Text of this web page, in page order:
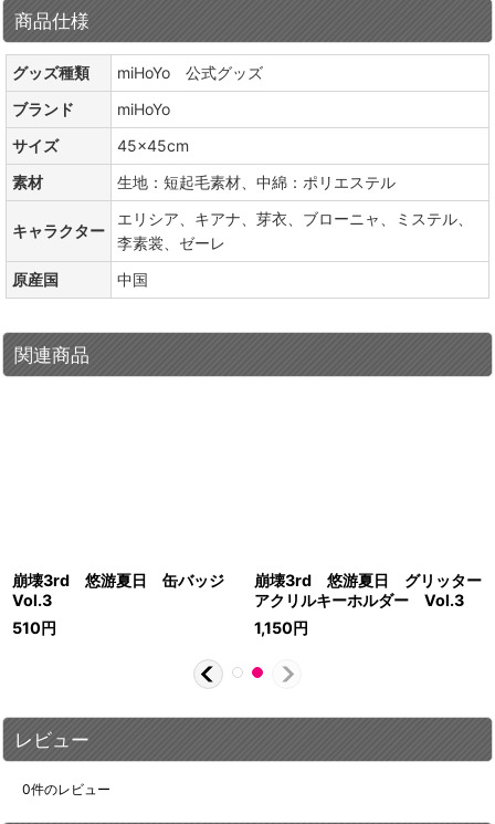
商品仕様
グッズ種類
miHoYo 公式グッズ
ブランド
miHoYo
サイズ
45×45cm
素材
生地：短起毛素材、中綿：ポリエステル
キャラクター
エリシア、キアナ、芽衣、ブローニャ、ミステル、
李素裳、ゼーレ
原産国
中国
関連商品
崩壊3rd 悠游夏日 缶バッジ
Vol.3
510円
崩壊3rd 悠游夏日 グリッター
アクリルキーホルダー Vol.3
1,150円
レビュー
0件のレビュー